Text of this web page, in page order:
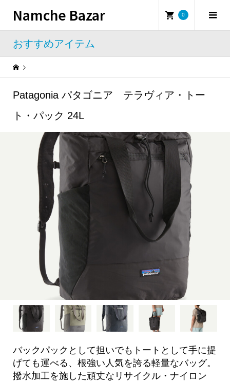
Namche Bazar 0
おすすめアイテム
Patagonia パタゴニア テラヴィア・トー
ト・パック 24L
バックパックとして担いでもトートとして手に提
げても運べる、根強い人気を誇る軽量なバッグ。
撥水加工を施した頑丈なリサイクル・ナイロン